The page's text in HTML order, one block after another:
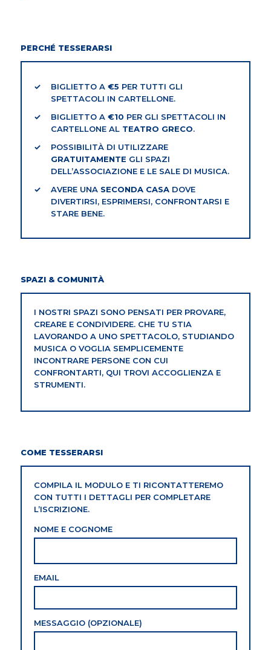
PERCHÉ TESSERARSI
BIGLIETTO A €5 PER TUTTI GLI
SPETTACOLI IN CARTELLONE.
BIGLIETTO A €10 PER GLI SPETTACOLI IN
CARTELLONE AL TEATRO GRECO.
POSSIBILITÀ DI UTILIZZARE
GRATUITAMENTE GLI SPAZI
DELL’ASSOCIAZIONE E LE SALE DI MUSICA.
AVERE UNA SECONDA CASA DOVE
DIVERTIRSI, ESPRIMERSI, CONFRONTARSI E
STARE BENE.
SPAZI & COMUNITÀ
I NOSTRI SPAZI SONO PENSATI PER PROVARE,
CREARE E CONDIVIDERE. CHE TU STIA
LAVORANDO A UNO SPETTACOLO, STUDIANDO
MUSICA O VOGLIA SEMPLICEMENTE
INCONTRARE PERSONE CON CUI
CONFRONTARTI, QUI TROVI ACCOGLIENZA E
STRUMENTI.
COME TESSERARSI
COMPILA IL MODULO E TI RICONTATTEREMO
CON TUTTI I DETTAGLI PER COMPLETARE
L’ISCRIZIONE.
NOME E COGNOME
EMAIL
MESSAGGIO (OPZIONALE)